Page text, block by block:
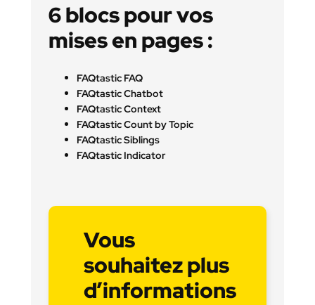
6 blocs pour vos
mises en pages :
FAQtastic FAQ
FAQtastic Chatbot
FAQtastic Context
FAQtastic Count by Topic
FAQtastic Siblings
FAQtastic Indicator
Vous
souhaitez plus
d’informations